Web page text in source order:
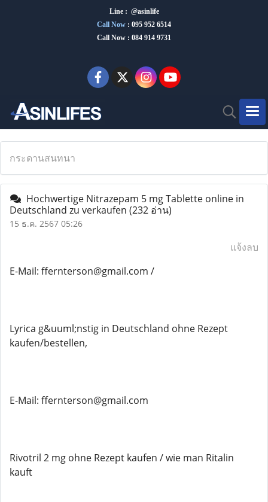
Line : @asinlife
Call Now : 095 952 6514
Call Now : 084 914 9731
กระดานสนทนา
Hochwertige Nitrazepam 5 mg Tablette online in
Deutschland zu verkaufen (232 อ่าน)
15 ธ.ค. 2567 05:26
แจ้งลบ
E-Mail: ffernterson@gmail.com /
Lyrica g&uuml;nstig in Deutschland ohne Rezept
kaufen/bestellen,
E-Mail: ffernterson@gmail.com
Rivotril 2 mg ohne Rezept kaufen / wie man Ritalin
kauft